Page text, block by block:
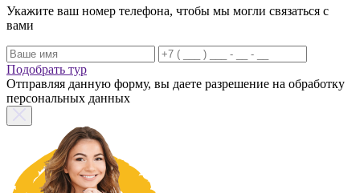
Укажите ваш номер телефона, чтобы мы могли связаться с
вами
Подобрать тур
Отправляя данную форму, вы даете разрешение на обработку
персональных данных